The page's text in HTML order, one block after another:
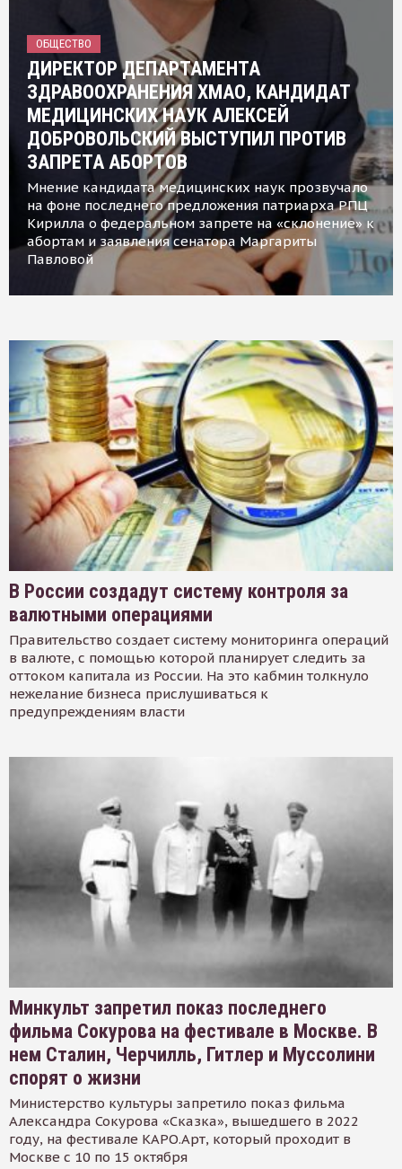
ОБЩЕСТВО
ДИРЕКТОР ДЕПАРТАМЕНТА
ЗДРАВООХРАНЕНИЯ ХМАО, КАНДИДАТ
МЕДИЦИНСКИХ НАУК АЛЕКСЕЙ
ДОБРОВОЛЬСКИЙ ВЫСТУПИЛ ПРОТИВ
ЗАПРЕТА АБОРТОВ
Мнение кандидата медицинских наук прозвучало
на фоне последнего предложения патриарха РПЦ
Кирилла о федеральном запрете на «склонение» к
абортам и заявления сенатора Маргариты
Павловой
В России создадут систему контроля за
валютными операциями
Правительство создает систему мониторинга операций
в валюте, с помощью которой планирует следить за
оттоком капитала из России. На это кабмин толкнуло
нежелание бизнеса прислушиваться к
предупреждениям власти
Минкульт запретил показ последнего
фильма Сокурова на фестивале в Москве. В
нем Сталин, Черчилль, Гитлер и Муссолини
спорят о жизни
Министерство культуры запретило показ фильма
Александра Сокурова «Сказка», вышедшего в 2022
году, на фестивале КАРО.Арт, который проходит в
Москве с 10 по 15 октября